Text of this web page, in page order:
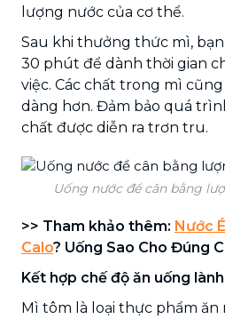
lượng nước của cơ thể.
Sau khi thưởng thức mì,
30 phút để dành thời gian
việc. Các chất trong mì
dàng hơn. Đảm bảo quá
chất được diễn ra trơn tru.
Uống nước để cân bằng
>> Tham khảo thêm: Nước
Calo? Uống Sao Cho Đúng
Kết hợp chế độ ăn uống
Mì tôm là loại thực phẩm ăn